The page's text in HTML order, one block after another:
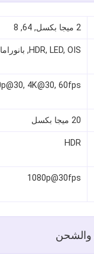
2 ميجا بكسل, 64, 8
HDR, LED, OIS, بانوراما
4K@30, 60fps
20 ميجا بكسل
HDR
1080p@30fps
والشحن